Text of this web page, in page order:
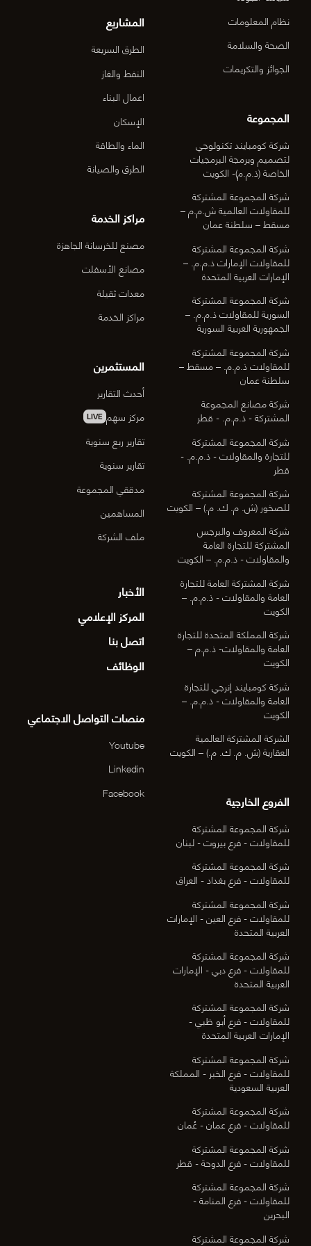
نظام المعلومات
الصحة والسلامة
الجوائز والتكريمات
المجموعة
شركة كومبايند تكنولوجي
لتصميم وبرمجة البرمجيات
الخاصة (ذ.م.م)- الكويت
شركة المجموعة المشتركة
للمقاولات العالمية ش.م.م –
مسقط – سلطنة عمان
شركة المجموعة المشتركة
للمقاولات الإمارات ذ.م.م. –
الإمارات العربية المتحدة
شركة المجموعة المشتركة
السورية للمقاولات ذ.م.م. –
الجمهورية العربية السورية
شركة المجموعة المشتركة
للمقاولات ذ.م.م. – مسقط –
سلطنة عمان
شركة مصانع المجموعة
المشتركة - ذ.م.م. - قطر
شركة المجموعة المشتركة
للتجارة والمقاولات - ذ.م.م. -
قطر
شركة المجموعة المشتركة
للصخور (ش. م. ك. م.) – الكويت
شركة المعروف والبرجس
المشتركة للتجارة العامة
والمقاولات - ذ.م.م. – الكويت
شركة المشتركة العامة للتجارة
العامة والمقاولات - ذ.م.م. –
الكويت
شركة المملكة المتحدة للتجارة
العامة والمقاولات- ذ.م.م –
الكويت
شركة كومبايند إنرجي للتجارة
العامة والمقاولات - ذ.م.م. –
الكويت
الشركة المشتركة العالمية
العقارية (ش. م. ك. م.) – الكويت
الفروع الخارجية
شركة المجموعة المشتركة
للمقاولات - فرع بيروت - لبنان
شركة المجموعة المشتركة
للمقاولات - فرع بغداد - العراق
شركة المجموعة المشتركة
للمقاولات - فرع العين - الإمارات
العربية المتحدة
شركة المجموعة المشتركة
للمقاولات - فرع دبي - الإمارات
العربية المتحدة
شركة المجموعة المشتركة
للمقاولات - فرع أبو ظبي -
الإمارات العربية المتحدة
شركة المجموعة المشتركة
للمقاولات - فرع الخبر - المملكة
العربية السعودية
شركة المجموعة المشتركة
للمقاولات - فرع عمان - عُمان
شركة المجموعة المشتركة
للمقاولات - فرع الدوحة - قطر
شركة المجموعة المشتركة
للمقاولات - فرع المنامة -
البحرين
شركة المجموعة المشتركة
المشاريع
الطرق السريعة
النفط والغاز
اعمال البناء
الإسكان
الماء والطاقة
الطرق والصيانة
مراكز الخدمة
مصنع للخرسانة الجاهزة
مصانع الأسفلت
معدات ثقيلة
مراكز الخدمة
المستثمرين
أحدث التقارير
مركز سهم LIVE
تقارير ربع سنوية
تقارير سنوية
مدققي المجموعة
المساهمين
ملف الشركة
الأخبار
المركز الإعلامي
اتصل بنا
الوظائف
منصات التواصل الاجتماعي
Youtube
Linkedin
Facebook